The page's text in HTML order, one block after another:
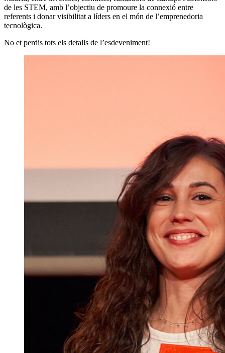
de les STEM, amb l’objectiu de promoure la connexió entre
referents i donar visibilitat a líders en el món de l’emprenedoria
tecnològica.
No et perdis tots els detalls de l’esdeveniment!